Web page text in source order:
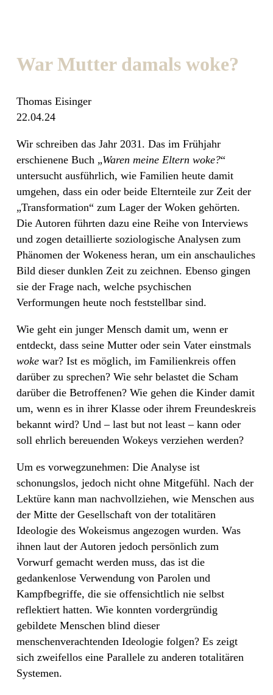
War Mutter damals woke?
Thomas Eisinger
22.04.24
Wir schreiben das Jahr 2031. Das im Frühjahr
erschienene Buch „Waren meine Eltern woke?“
untersucht ausführlich, wie Familien heute damit
umgehen, dass ein oder beide Elternteile zur Zeit der
„Transformation“ zum Lager der Woken gehörten.
Die Autoren führten dazu eine Reihe von Interviews
und zogen detaillierte soziologische Analysen zum
Phänomen der Wokeness heran, um ein anschauliches
Bild dieser dunklen Zeit zu zeichnen. Ebenso gingen
sie der Frage nach, welche psychischen
Verformungen heute noch feststellbar sind.
Wie geht ein junger Mensch damit um, wenn er
entdeckt, dass seine Mutter oder sein Vater einstmals
woke war? Ist es möglich, im Familienkreis offen
darüber zu sprechen? Wie sehr belastet die Scham
darüber die Betroffenen? Wie gehen die Kinder damit
um, wenn es in ihrer Klasse oder ihrem Freundeskreis
bekannt wird? Und – last but not least – kann oder
soll ehrlich bereuenden Wokeys verziehen werden?
Um es vorwegzunehmen: Die Analyse ist
schonungslos, jedoch nicht ohne Mitgefühl. Nach der
Lektüre kann man nachvollziehen, wie Menschen aus
der Mitte der Gesellschaft von der totalitären
Ideologie des Wokeismus angezogen wurden. Was
ihnen laut der Autoren jedoch persönlich zum
Vorwurf gemacht werden muss, das ist die
gedankenlose Verwendung von Parolen und
Kampfbegriffe, die sie offensichtlich nie selbst
reflektiert hatten. Wie konnten vordergründig
gebildete Menschen blind dieser
menschenverachtenden Ideologie folgen? Es zeigt
sich zweifellos eine Parallele zu anderen totalitären
Systemen.